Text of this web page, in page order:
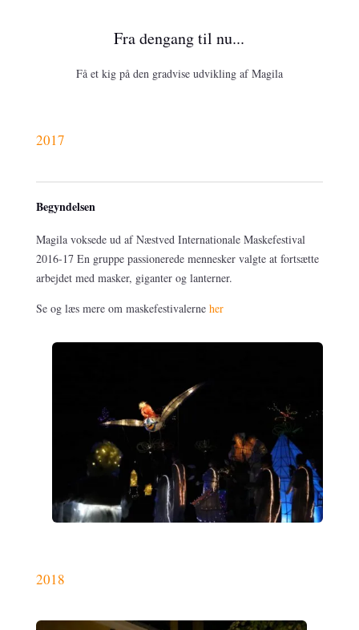
Fra dengang til nu...
Få et kig på den gradvise udvikling af Magila
2017
Begyndelsen
Magila voksede ud af Næstved Internationale Maskefestival
2016-17 En gruppe passionerede mennesker valgte at fortsætte
arbejdet med masker, giganter og lanterner.
Se og læs mere om maskefestivalerne her
2018